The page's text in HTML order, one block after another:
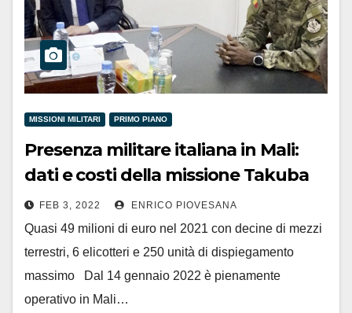
MISSIONI MILITARI PRIMO PIANO
Presenza militare italiana in Mali:
dati e costi della missione Takuba
FEB 3, 2022 ENRICO PIOVESANA
Quasi 49 milioni di euro nel 2021 con decine di mezzi
terrestri, 6 elicotteri e 250 unità di dispiegamento
massimo Dal 14 gennaio 2022 è pienamente
operativo in Mali…